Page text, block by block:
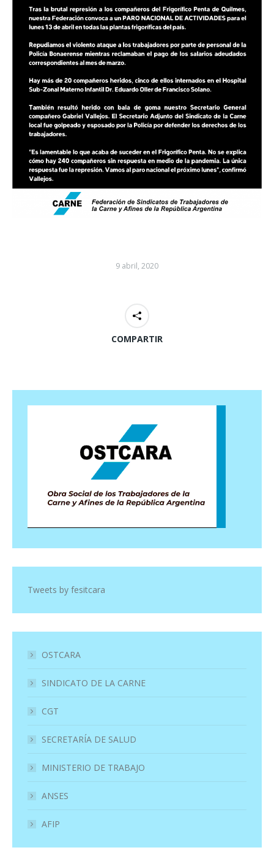
9 abril, 2020
COMPARTIR
Tweets by fesitcara
OSTCARA
SINDICATO DE LA CARNE
CGT
SECRETARÍA DE SALUD
MINISTERIO DE TRABAJO
ANSES
AFIP